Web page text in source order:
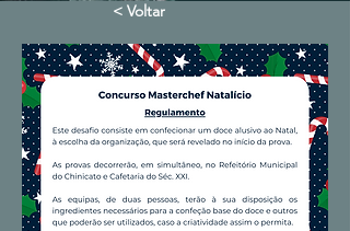
< Voltar